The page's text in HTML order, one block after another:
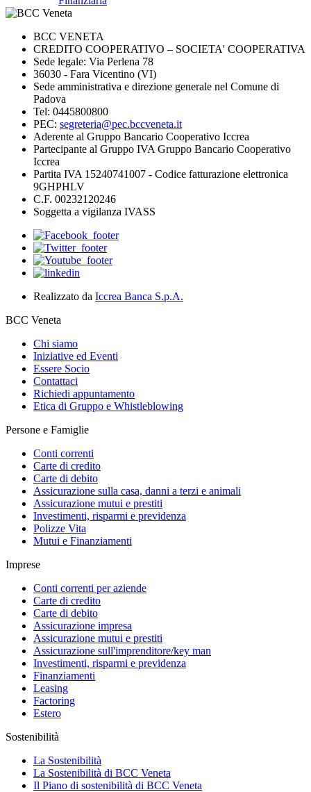
BCC VENETA
CREDITO COOPERATIVO – SOCIETA' COOPERATIVA
Sede legale: Via Perlena 78
36030 - Fara Vicentino (VI)
Sede amministrativa e direzione generale nel Comune di
Padova
Tel: 0445800800
PEC: segreteria@pec.bccveneta.it
Aderente al Gruppo Bancario Cooperativo Iccrea
Partecipante al Gruppo IVA Gruppo Bancario Cooperativo
Iccrea
Partita IVA 15240741007 - Codice fatturazione elettronica
9GHPHLV
C.F. 00232120246
Soggetta a vigilanza IVASS
Realizzato da Iccrea Banca S.p.A.
BCC Veneta
Chi siamo
Iniziative ed Eventi
Essere Socio
Contattaci
Richiedi appuntamento
Etica di Gruppo e Whistleblowing
Persone e Famiglie
Conti correnti
Carte di credito
Carte di debito
Assicurazione sulla casa, danni a terzi e animali
Assicurazione mutui e prestiti
Investimenti, risparmi e previdenza
Polizze Vita
Mutui e Finanziamenti
Imprese
Conti correnti per aziende
Carte di credito
Carte di debito
Assicurazione impresa
Assicurazione mutui e prestiti
Assicurazione sull'imprenditore/key man
Investimenti, risparmi e previdenza
Finanziamenti
Leasing
Factoring
Estero
Sostenibilità
La Sostenibilità
La Sostenibilità di BCC Veneta
Il Piano di sostenibilità di BCC Veneta